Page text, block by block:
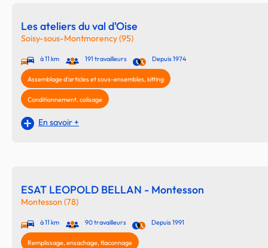
Les ateliers du val d'Oise
Soisy-sous-Montmorency (95)
à 11 km 191 travailleurs Depuis 1974
Assemblage d'articles et sous-ensembles, kitting
Conditionnement, colisage
En savoir +
ESAT LEOPOLD BELLAN - Montesson
Montesson (78)
à 11 km 90 travailleurs Depuis 1991
Remplissage, ensachage, flaconnage